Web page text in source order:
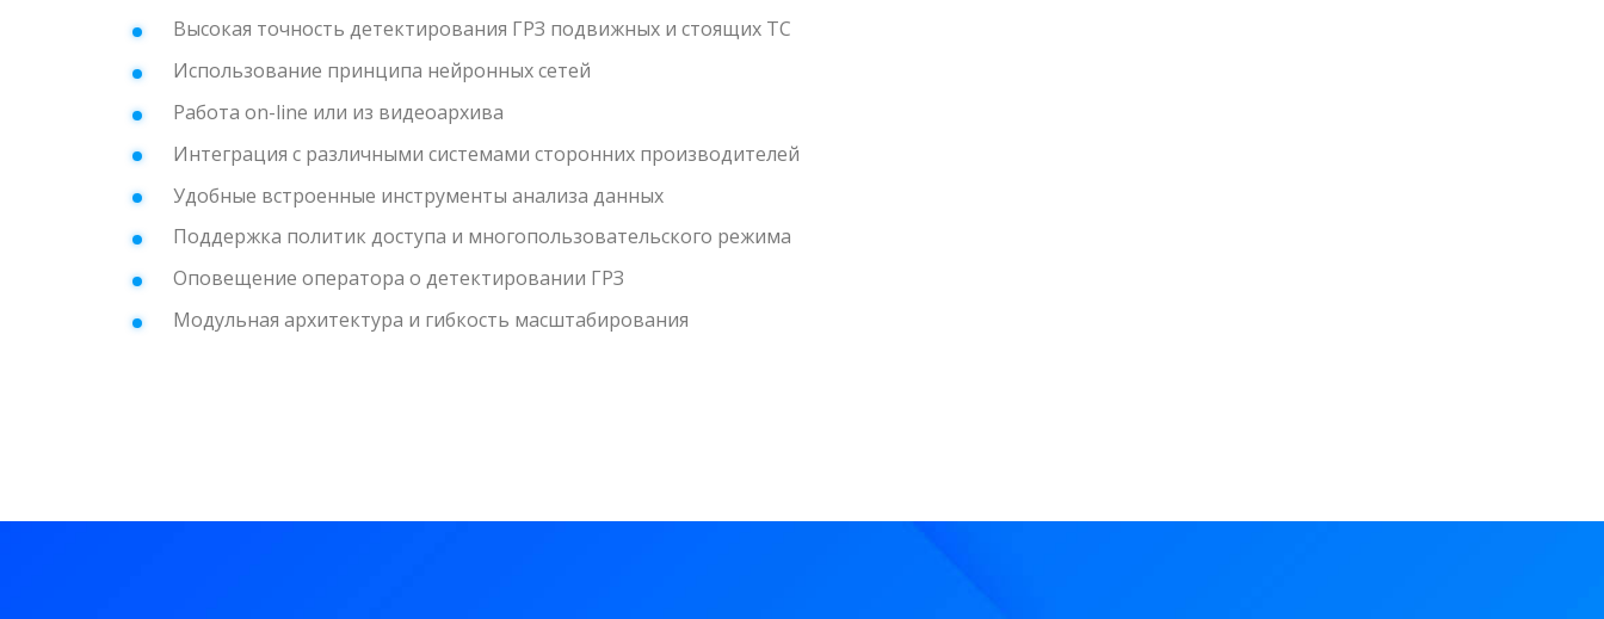
Высокая точность детектирования ГРЗ подвижных и стоящих ТС
Использование принципа нейронных сетей
Работа on-line или из видеоархива
Интеграция с различными системами сторонних производителей
Удобные встроенные инструменты анализа данных
Поддержка политик доступа и многопользовательского режима
Оповещение оператора о детектировании ГРЗ
Модульная архитектура и гибкость масштабирования